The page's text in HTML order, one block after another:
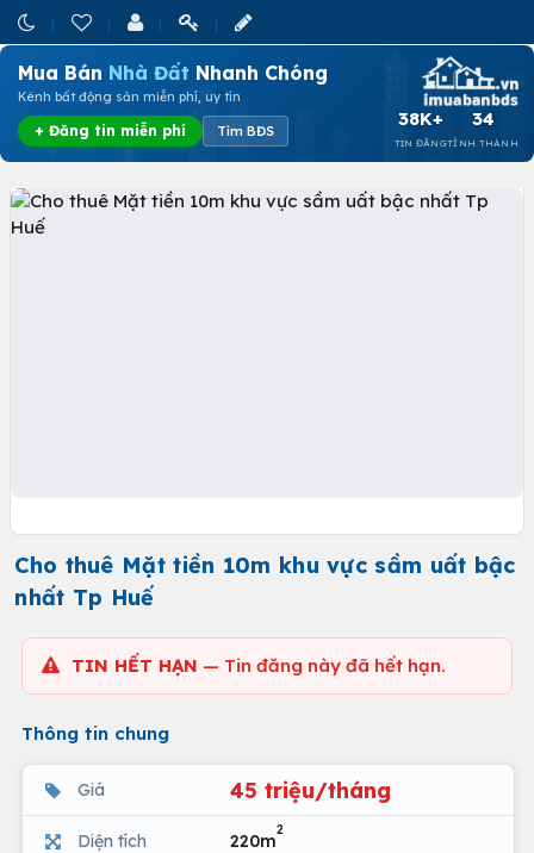
Mua Bán Nhà Đất Nhanh Chóng
Kênh bất động sản miễn phí, uy tín
+ Đăng tin miễn phí Tìm BĐS
38K+
TIN ĐĂNG
34
TỈNH THÀNH
Cho thuê Mặt tiền 10m khu vực sầm uất bậc
nhất Tp Huế
TIN HẾT HẠN — Tin đăng này đã hết hạn.
Thông tin chung
Giá 45 triệu/tháng
Diện tích 220m
2